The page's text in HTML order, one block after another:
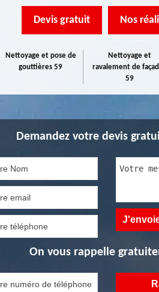
Devis gratuit Nos
Nettoyage et pose de
gouttières 59
Nettoyage et
ravalement de
59
Demandez votre devis
On vous rappelle